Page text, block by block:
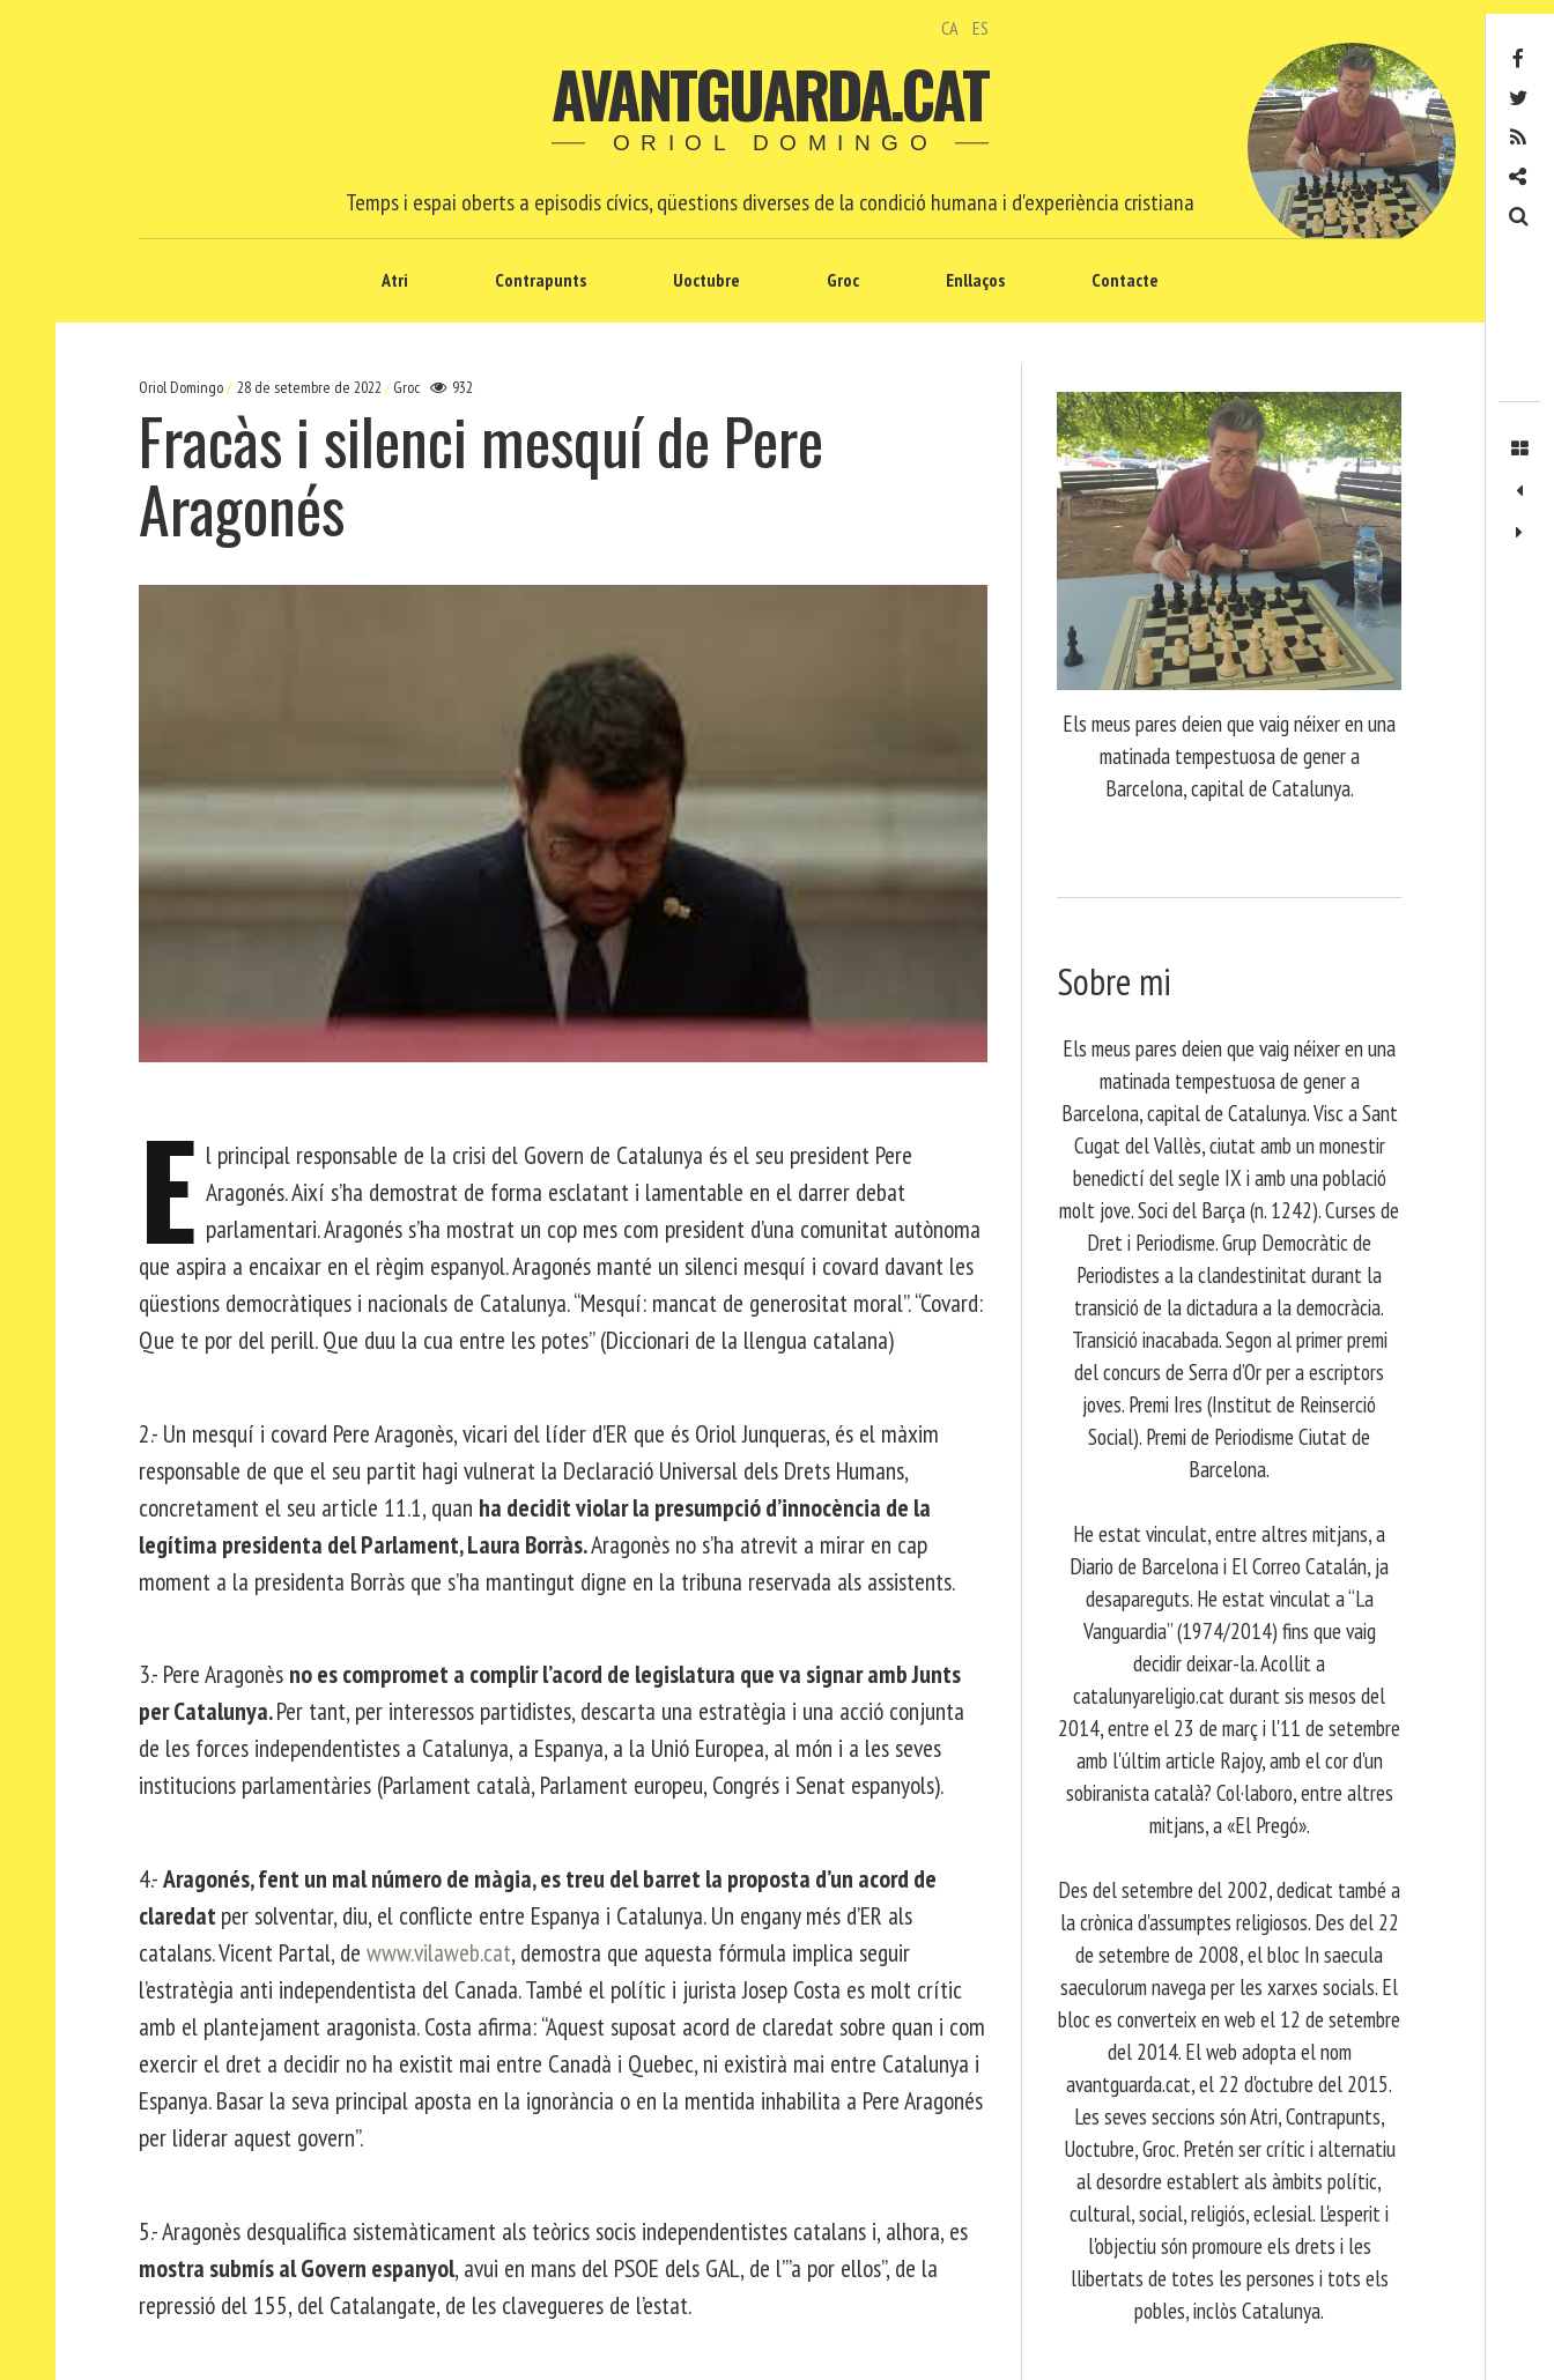
CA ES
AVANTGUARDA.CAT
ORIOL DOMINGO
Temps i espai oberts a episodis cívics, qüestions diverses de la condició humana i d'experiència cristiana
Atri Contrapunts Uoctubre Groc Enllaços Contacte
Oriol Domingo 28 de setembre de 2022 Groc 932
Fracàs i silenci mesquí de Pere
Aragonés
E l principal responsable de la crisi del Govern de Catalunya és el seu president Pere
Aragonés. Així s’ha demostrat de forma esclatant i lamentable en el darrer debat
parlamentari. Aragonés s’ha mostrat un cop mes com president d’una comunitat autònoma
que aspira a encaixar en el règim espanyol. Aragonés manté un silenci mesquí i covard davant les
qüestions democràtiques i nacionals de Catalunya. “Mesquí: mancat de generositat moral”. “Covard:
Que te por del perill. Que duu la cua entre les potes” (Diccionari de la llengua catalana)
2.- Un mesquí i covard Pere Aragonès, vicari del líder d’ER que és Oriol Junqueras, és el màxim
responsable de que el seu partit hagi vulnerat la Declaració Universal dels Drets Humans,
concretament el seu article 11.1, quan ha decidit violar la presumpció d’innocència de la
legítima presidenta del Parlament, Laura Borràs.Aragonès no s’ha atrevit a mirar en cap
moment a la presidenta Borràs que s’ha mantingut digne en la tribuna reservada als assistents.
3.- Pere Aragonès no es compromet a complir l’acord de legislatura que va signar amb Junts
per Catalunya.Per tant, per interessos partidistes, descarta una estratègia i una acció conjunta
de les forces independentistes a Catalunya, a Espanya, a la Unió Europea, al món i a les seves
institucions parlamentàries (Parlament català, Parlament europeu, Congrés i Senat espanyols).
4.-Aragonés, fent un mal número de màgia, es treu del barret la proposta d’un acord de
claredat per solventar, diu, el conflicte entre Espanya i Catalunya. Un engany més d’ER als
catalans. Vicent Partal, de www.vilaweb.cat, demostra que aquesta fórmula implica seguir
l’estratègia anti independentista del Canada. També el polític i jurista Josep Costa es molt crític
amb el plantejament aragonista. Costa afirma: “Aquest suposat acord de claredat sobre quan i com
exercir el dret a decidir no ha existit mai entre Canadà i Quebec, ni existirà mai entre Catalunya i
Espanya. Basar la seva principal aposta en la ignorància o en la mentida inhabilita a Pere Aragonés
per liderar aquest govern”.
5.- Aragonès desqualifica sistemàticament als teòrics socis independentistes catalans i, alhora, es
mostra submís al Govern espanyol, avui en mans del PSOE dels GAL, de l’”a por ellos”, de la
repressió del 155, del Catalangate, de les clavegueres de l’estat.
Els meus pares deien que vaig néixer en una
matinada tempestuosa de gener a
Barcelona, capital de Catalunya.
Sobre mi
Els meus pares deien que vaig néixer en una
matinada tempestuosa de gener a
Barcelona, capital de Catalunya. Visc a Sant
Cugat del Vallès, ciutat amb un monestir
benedictí del segle IX i amb una població
molt jove. Soci del Barça (n. 1242). Curses de
Dret i Periodisme. Grup Democràtic de
Periodistes a la clandestinitat durant la
transició de la dictadura a la democràcia.
Transició inacabada. Segon al primer premi
del concurs de Serra d’Or per a escriptors
joves. Premi Ires (Institut de Reinserció
Social). Premi de Periodisme Ciutat de
Barcelona.
​ He estat vinculat, entre altres mitjans, a
Diario de Barcelona i El Correo Catalán, ja
desapareguts. He estat vinculat a “La
Vanguardia” (1974/2014) fins que vaig
decidir deixar-la. Acollit a
catalunyareligio.cat durant sis mesos del
2014, entre el 23 de març i l'11 de setembre
amb l'últim article Rajoy, amb el cor d'un
sobiranista català? Col·laboro, entre altres
mitjans, a «El Pregó».
​ Des del setembre del 2002, dedicat també a
la crònica d'assumptes religiosos. Des del 22
de setembre de 2008, el bloc In saecula
saeculorum navega per les xarxes socials. El
bloc es converteix en web el 12 de setembre
del 2014. El web adopta el nom
avantguarda.cat, el 22 d'octubre del 2015.
Les seves seccions són Atri, Contrapunts,
Uoctubre, Groc. Pretén ser crític i alternatiu
al desordre establert als àmbits polític,
cultural, social, religiós, eclesial. L'esperit i
l'objectiu són promoure els drets i les
llibertats de totes les persones i tots els
pobles, inclòs Catalunya.
Contacte